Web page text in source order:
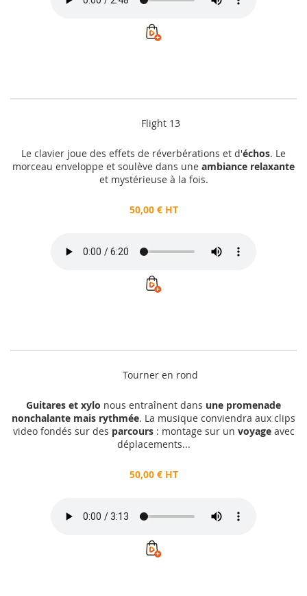
Flight 13
Le clavier joue des effets de réverbérations et d'échos. Le
morceau enveloppe et soulève dans une ambiance relaxante
et mystérieuse à la fois.
50,00 € HT
Tourner en rond
Guitares et xylo nous entraînent dans une promenade
nonchalante mais rythmée. La musique conviendra aux clips
video fondés sur des parcours: montage sur un voyageavec
déplacements...
50,00 € HT